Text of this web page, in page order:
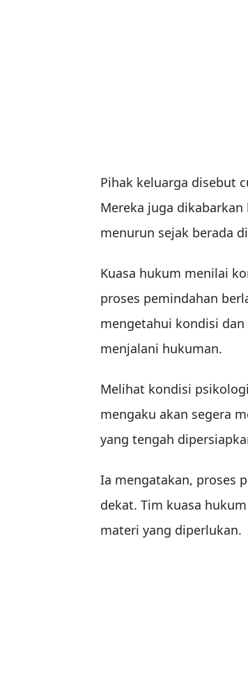
Pihak keluarga disebut
Mereka juga
menurun sejak berada
Kuasa hukum menilai
proses pemindahan
mengetahui kondisi
menjalani hukuman.
Melihat kondisi
mengaku akan segera
yang tengah
Ia mengatakan, proses
dekat. Tim kuasa
materi yang diperlukan.